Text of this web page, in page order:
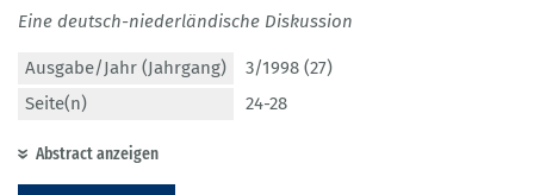
Eine deutsch-niederländische Diskussion
Ausgabe/Jahr (Jahrgang)
3/1998 (27)
Seite(n)
24-28
Abstract anzeigen